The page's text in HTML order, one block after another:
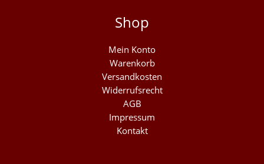
Shop
Mein Konto
Warenkorb
Versandkosten
Widerrufsrecht
AGB
Impressum
Kontakt